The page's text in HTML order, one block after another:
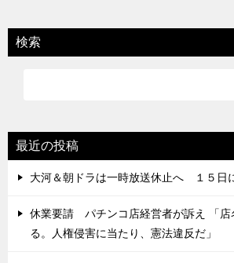
検索
最近の投稿
大河＆朝ドラは一時放送休止へ １５日
休業要請 パチンコ店経営者が訴え 「店
る。人権侵害に当たり、憲法違反だ」